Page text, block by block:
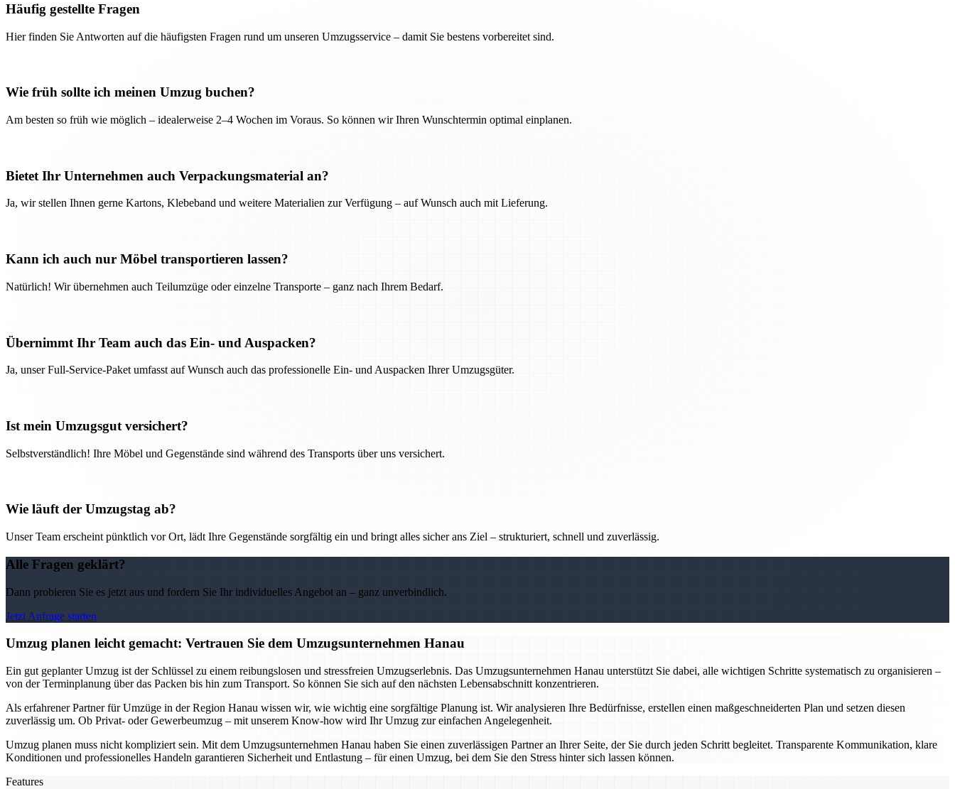
Häufig gestellte Fragen
Hier finden Sie Antworten auf die häufigsten Fragen rund um unseren Umzugsservice – damit Sie bestens vorbereitet sind.
Wie früh sollte ich meinen Umzug buchen?
Am besten so früh wie möglich – idealerweise 2–4 Wochen im Voraus. So können wir Ihren Wunschtermin optimal einplanen.
Bietet Ihr Unternehmen auch Verpackungsmaterial an?
Ja, wir stellen Ihnen gerne Kartons, Klebeband und weitere Materialien zur Verfügung – auf Wunsch auch mit Lieferung.
Kann ich auch nur Möbel transportieren lassen?
Natürlich! Wir übernehmen auch Teilumzüge oder einzelne Transporte – ganz nach Ihrem Bedarf.
Übernimmt Ihr Team auch das Ein- und Auspacken?
Ja, unser Full-Service-Paket umfasst auf Wunsch auch das professionelle Ein- und Auspacken Ihrer Umzugsgüter.
Ist mein Umzugsgut versichert?
Selbstverständlich! Ihre Möbel und Gegenstände sind während des Transports über uns versichert.
Wie läuft der Umzugstag ab?
Unser Team erscheint pünktlich vor Ort, lädt Ihre Gegenstände sorgfältig ein und bringt alles sicher ans Ziel – strukturiert, schnell und zuverlässig.
Alle Fragen geklärt?
Dann probieren Sie es jetzt aus und fordern Sie Ihr individuelles Angebot an – ganz unverbindlich.
Jetzt Anfrage starten
Umzug planen leicht gemacht: Vertrauen Sie dem Umzugsunternehmen Hanau
Ein gut geplanter Umzug ist der Schlüssel zu einem reibungslosen und stressfreien Umzugserlebnis. Das Umzugsunternehmen Hanau unterstützt Sie dabei, alle wichtigen Schritte systematisch zu organisieren –
von der Terminplanung über das Packen bis hin zum Transport. So können Sie sich auf den nächsten Lebensabschnitt konzentrieren.
Als erfahrener Partner für Umzüge in der Region Hanau wissen wir, wie wichtig eine sorgfältige Planung ist. Wir analysieren Ihre Bedürfnisse, erstellen einen maßgeschneiderten Plan und setzen diesen
zuverlässig um. Ob Privat- oder Gewerbeumzug – mit unserem Know-how wird Ihr Umzug zur einfachen Angelegenheit.
Umzug planen muss nicht kompliziert sein. Mit dem Umzugsunternehmen Hanau haben Sie einen zuverlässigen Partner an Ihrer Seite, der Sie durch jeden Schritt begleitet. Transparente Kommunikation, klare
Konditionen und professionelles Handeln garantieren Sicherheit und Entlastung – für einen Umzug, bei dem Sie den Stress hinter sich lassen können.
Features